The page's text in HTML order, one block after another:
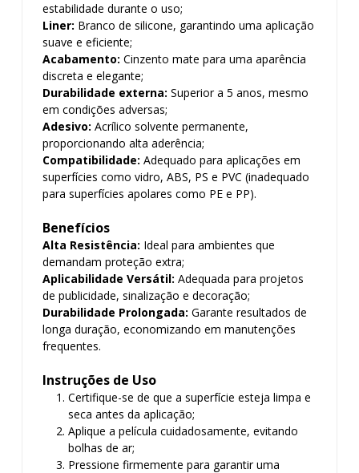
estabilidade durante o uso;
Liner: Branco de silicone, garantindo uma aplicação
suave e eficiente;
Acabamento: Cinzento mate para uma aparência
discreta e elegante;
Durabilidade externa: Superior a 5 anos, mesmo
em condições adversas;
Adesivo: Acrílico solvente permanente,
proporcionando alta aderência;
Compatibilidade: Adequado para aplicações em
superfícies como vidro, ABS, PS e PVC (inadequado
para superfícies apolares como PE e PP).
Benefícios
Alta Resistência: Ideal para ambientes que
demandam proteção extra;
Aplicabilidade Versátil: Adequada para projetos
de publicidade, sinalização e decoração;
Durabilidade Prolongada: Garante resultados de
longa duração, economizando em manutenções
frequentes.
Instruções de Uso
Certifique-se de que a superfície esteja limpa e
seca antes da aplicação;
Aplique a película cuidadosamente, evitando
bolhas de ar;
Pressione firmemente para garantir uma